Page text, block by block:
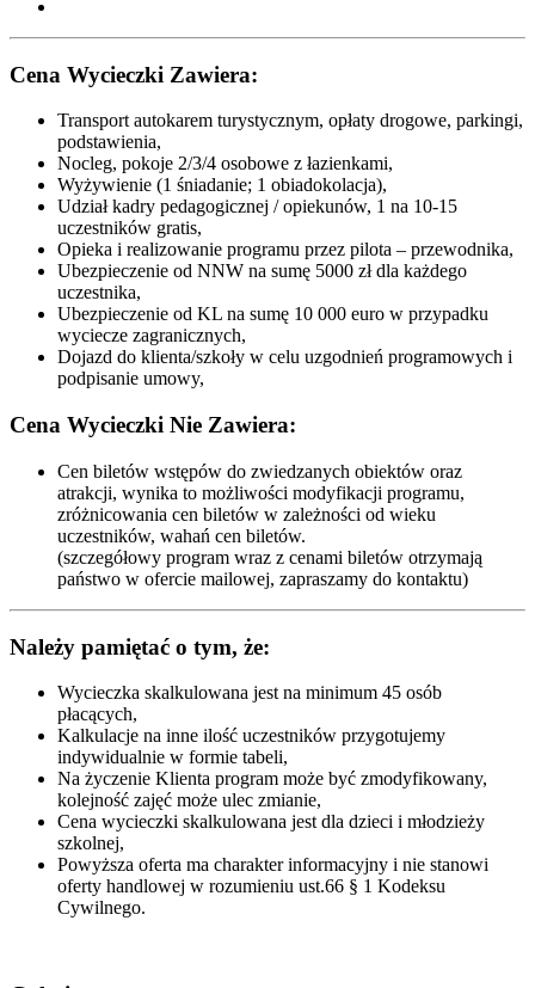
Cena Wycieczki Zawiera:
Transport autokarem turystycznym, opłaty drogowe, parkingi,
podstawienia,
Nocleg, pokoje 2/3/4 osobowe z łazienkami,
Wyżywienie (1 śniadanie; 1 obiadokolacja),
Udział kadry pedagogicznej / opiekunów, 1 na 10-15
uczestników gratis,
Opieka i realizowanie programu przez pilota – przewodnika,
Ubezpieczenie od NNW na sumę 5000 zł dla każdego
uczestnika,
Ubezpieczenie od KL na sumę 10 000 euro w przypadku
wyciecze zagranicznych,
Dojazd do klienta/szkoły w celu uzgodnień programowych i
podpisanie umowy,
Cena Wycieczki Nie Zawiera:
Cen biletów wstępów do zwiedzanych obiektów oraz
atrakcji, wynika to możliwości modyfikacji programu,
zróżnicowania cen biletów w zależności od wieku
uczestników, wahań cen biletów.
(szczegółowy program wraz z cenami biletów otrzymają
państwo w ofercie mailowej, zapraszamy do kontaktu)
Należy pamiętać o tym, że:
Wycieczka skalkulowana jest na minimum 45 osób
płacących,
Kalkulacje na inne ilość uczestników przygotujemy
indywidualnie w formie tabeli,
Na życzenie Klienta program może być zmodyfikowany,
kolejność zajęć może ulec zmianie,
Cena wycieczki skalkulowana jest dla dzieci i młodzieży
szkolnej,
Powyższa oferta ma charakter informacyjny i nie stanowi
oferty handlowej w rozumieniu ust.66 § 1 Kodeksu
Cywilnego.